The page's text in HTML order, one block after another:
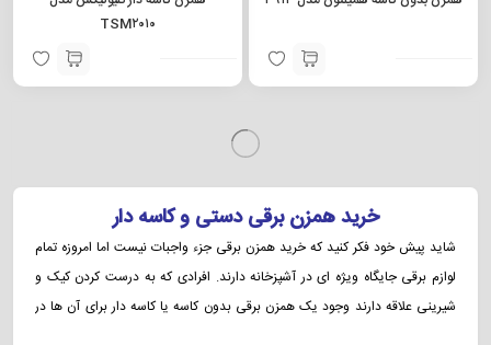
TSM۲۰۱۰
همزن کاسه دار نانو مدل ۰۰۴۹ همزن بدون کاسه بوش مدل MFQ۳۰۱۰